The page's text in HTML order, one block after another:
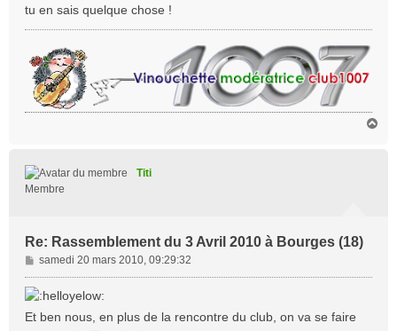
g
e
tu en sais quelque chose !
Titi
Membre
Re: Rassemblement du 3 Avril 2010 à Bourges (18)
M
e
s
a
samedi 20 mars 2010, 09:29:32
Et ben nous, en plus de la rencontre du club, on va se faire